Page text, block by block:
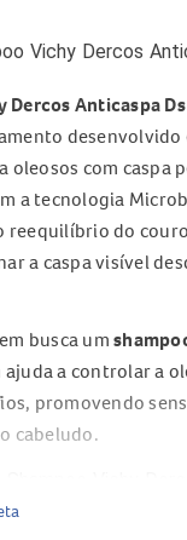
Vichy Dercos
Dercos Anticaspa
desenvolvido
oleosos com caspa
a tecnologia
reequilíbrio do
a caspa visível
busca um
a controlar a
promovendo
cabeludo.